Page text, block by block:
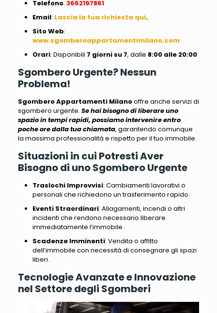
Telefono: 3662197861
Email: Lascia la tua richiesta qui.
SitoWeb:
www.sgomberoappartamentimilano.com
Orari: Disponibili 7 giorni su 7, dalle 8:00 alle 20:00
Sgombero Urgente? Nessun
Problema!
Sgombero Appartamenti Milanooffre anche servizi di
sgombero urgente. Se hai bisogno di liberare uno
spazio in tempi rapidi, possiamo intervenire entro
poche ore dalla tua chiamata, garantendo comunque
la massima professionalità e rispetto per il tuo immobile.
Situazioni in cui Potresti Aver
Bisogno di uno Sgombero Urgente
Traslochi Improvvisi: Cambiamenti lavorativi o
personali che richiedono un trasferimento rapido.
Eventi Straordinari: Allagamenti, incendi o altri
incidenti che rendono necessario liberare
immediatamente l’immobile.
Scadenze Imminenti: Vendita o affitto
dell’immobile con necessità di consegnare gli spazi
liberi.
Tecnologie Avanzate e Innovazione
nel Settore degli Sgomberi